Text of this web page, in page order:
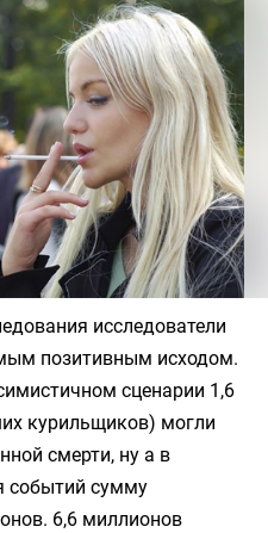
исследователи
позитивным исходом.
сценарии 1,6
курильщиков) могли
смерти, ну а в
событий сумму
6,6 миллионов